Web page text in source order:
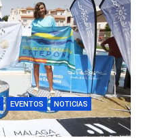
EVENTOS
NOTICIAS